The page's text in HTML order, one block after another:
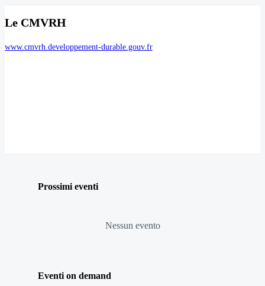
Le CMVRH
www.cmvrh.developpement-durable.gouv.fr
Prossimi eventi
Nessun evento
Eventi on demand